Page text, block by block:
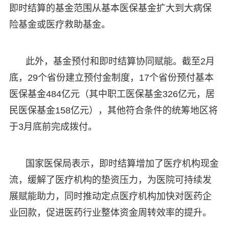
即时结算的基金范围从基本医保基金扩大到大病保
险基金或医疗救助基金。
此外，基金预付和即时结算协同赋能。截至2月
底，29个省份建立预付金制度，17个省份预付基本
医保基金484亿元（其中职工医保基金326亿元，居
民医保基金158亿元），其他符合条件的统筹地区将
于3月底前完成拨付。
国家医保局表示，即时结算增加了医疗机构现金
流，缓解了医疗机构的垫资压力，为医院可持续发
展赋能助力，同时推动定点医疗机构加快对医药企
业回款，促进医药行业整体资金周转效率的提升。